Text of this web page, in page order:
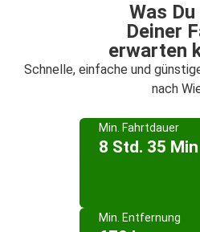
Was Du
Deiner
erwarten
Schnelle, einfache und
nach
Min. Fahrtdauer
8 Std. 35 Min
Min. Entfernung